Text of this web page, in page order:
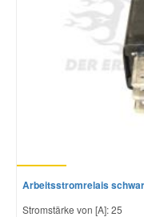
Arbeitsstromrelais
Stromstärke von [A]: 25
Mini Ersatzteile
Mitsubishi
Nissan Ersatzteile